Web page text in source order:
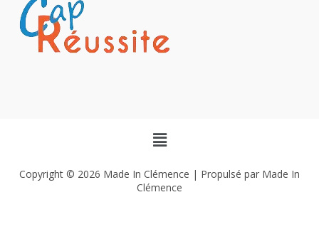
Copyright © 2026 Made In Clémence | Propulsé par Made In
Clémence